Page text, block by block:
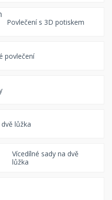
Povlečení s 3D potiskem
povlečení
lůžka
Vícedílné sady na dvě
lůžka